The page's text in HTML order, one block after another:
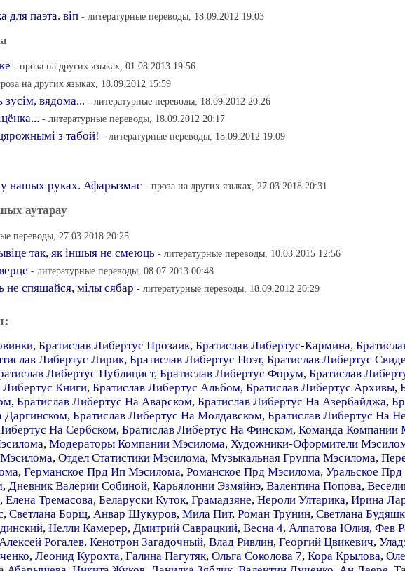
для паэта. вiп - литературные переводы, 18.09.2012 19:03
- проза на других языках, 01.08.2013 19:56
на других языках, 18.09.2012 15:59
зусiм, вядома... - литературные переводы, 18.09.2012 20:26
- литературные переводы, 18.09.2012 20:17
з табой! - литературные переводы, 18.09.2012 19:09
нашых руках. Афарызмас - проза на других языках, 27.03.2018 20:31
аутарау
переводы, 27.03.2018 20:25
так, як iншыя не смеюць - литературные переводы, 10.03.2015 12:56
- литературные переводы, 08.07.2013 00:48
не спяшайся, мiлы сябар - литературные переводы, 18.09.2012 20:29
, Братислав Либертус Прозаик, Братислав Либертус-Кармина,
Либертус Лирик, Братислав Либертус Поэт, Братислав Либертус
Либертус Публицист, Братислав Либертус Форум, Братислав
Либертус Книги, Братислав Либертус Альбом, Братислав Либертус Архивы,
, Братислав Либертус На Аварском, Братислав Либертус На Азербайджа,
Даргинском, Братислав Либертус На Молдавском, Братислав Либертус На
На Сербском, Братислав Либертус На Финском, Команда Компании
, Модераторы Компании Мэсилома, Художники-Оформители
, Отдел Статистики Мэсилома, Музыкальная Группа Мэсилома,
, Германское Прд Ип Мэсилома, Романское Прд Мэсилома, Уральское
, Дневник Валерии Собиной, Карьялонни Эзмяйнэ, Валентина Попова,
, Елена Тремасова, Беларуски Куток, Грамадзяне, Нероли Ултарика, Ирина
, Светлана Борщ, Анвар Шукуров, Мила Пит, Роман Трунин, Светлана
, Нелли Камерер, Дмитрий Саврацкий, Весна 4, Алпатова Юлия, Фев
Рогалев, Кенотрон Загадочный, Влад Ривлин, Георгий Цвикевич,
, Леонид Курохта, Галина Пагутяк, Ольга Соколова 7, Кора Крылова,